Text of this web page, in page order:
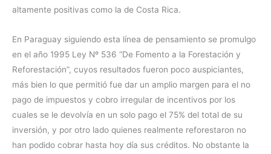
altamente positivas como la de Costa Rica.
En Paraguay siguiendo esta línea de pensamiento se promulgo
en el año 1995 Ley Nº 536 “De Fomento a la Forestación y
Reforestación”, cuyos resultados fueron poco auspiciantes,
más bien lo que permitió fue dar un amplio margen para el no
pago de impuestos y cobro irregular de incentivos por los
cuales se le devolvía en un solo pago el 75% del total de su
inversión, y por otro lado quienes realmente reforestaron no
han podido cobrar hasta hoy día sus créditos. No obstante la